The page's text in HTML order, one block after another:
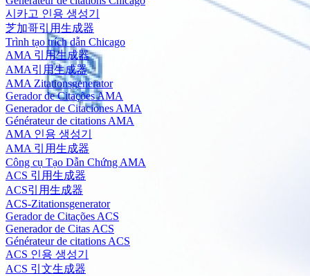
시카고 인용 생성기
芝加哥引用生成器
Trình tạo trích dẫn Chicago
AMA 引用生成器
AMA引用生成器
AMA Zitationsgenerator
Gerador de Citações AMA
Generador de Citaciones AMA
Générateur de citations AMA
AMA 인용 생성기
AMA 引用生成器
Công cụ Tạo Dẫn Chứng AMA
ACS 引用生成器
ACS引用生成器
ACS-Zitationsgenerator
Gerador de Citações ACS
Generador de Citas ACS
Générateur de citations ACS
ACS 인용 생성기
ACS 引文生成器